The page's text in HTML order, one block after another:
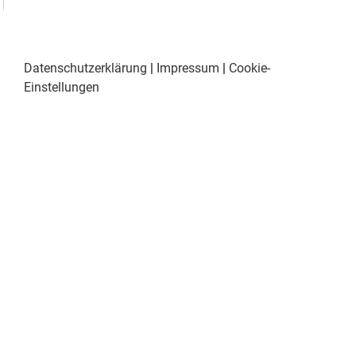
Datenschutzerklärung | Impressum | Cookie-
Einstellungen